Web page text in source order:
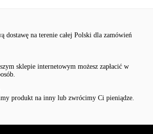
dostawę na terenie całej Polski dla zamówień
sklepie internetowym możesz zapłacić w
produkt na inny lub zwrócimy Ci pieniądze.